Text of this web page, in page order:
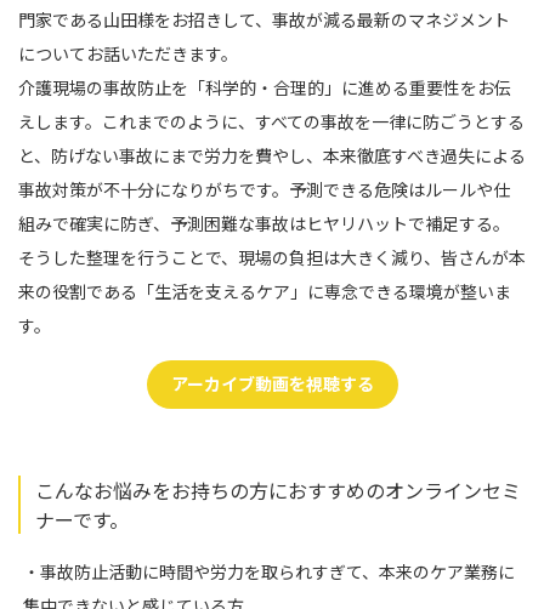
門家である山田様をお招きして、事故が減る最新のマネジメント
についてお話いただきます。
介護現場の事故防止を「科学的・合理的」に進める重要性をお伝
えします。これまでのように、すべての事故を一律に防ごうとする
と、防げない事故にまで労力を費やし、本来徹底すべき過失による
事故対策が不十分になりがちです。予測できる危険はルールや仕
組みで確実に防ぎ、予測困難な事故はヒヤリハットで補足する。
そうした整理を行うことで、現場の負担は大きく減り、皆さんが本
来の役割である「生活を支えるケア」に専念できる環境が整いま
す。
アーカイブ動画を視聴する
こんなお悩みをお持ちの方におすすめのオンラインセミ
ナーです。
・事故防止活動に時間や労力を取られすぎて、本来のケア業務に